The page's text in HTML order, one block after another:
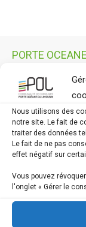
Nous utilisons des
notre site. Le fait de
traiter des données
Le fait de ne pas
effet négatif sur
Vous pouvez
l'onglet « Gérer le
PORTE
1, avenue Voltaire –
05 55 02 14 60
Horaires
du lundi au vendredi
sauf le mercredi : 9h-
LE TERRITOIRE